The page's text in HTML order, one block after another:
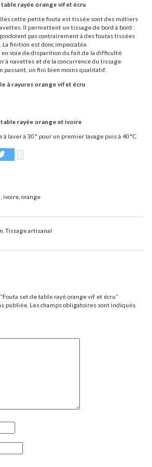
rayée orange vif et écru
cette petite fouta est tissée sont des métiers
Il permettent un tissage de bord à bord :
pas contrairement à des foutas tissées
finition est donc impeccable.
voie de disparition du fait de la difficulté
à navettes et de la concurrence du tissage
passant, un fini bien moins qualitatif.
à rayures orange vif et écru
rayée orange et ivoire
laver à 30° pour un premier lavage puis à 40°C.
ivoire, orange
Tissage artisanal
set de table rayé orange vif et écru”
publiée. Les champs obligatoires sont indiqués